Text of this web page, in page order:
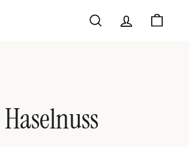
SUCHE ACCOUNT